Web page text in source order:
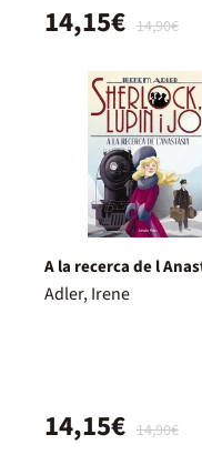
14,90€
14,15€
A la recerca de l
Adler, Irene
14,90€
14,15€